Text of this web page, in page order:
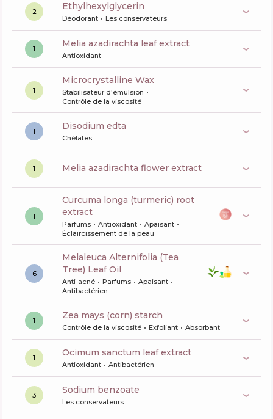
2 ethylhexylglycerin
Déodorant Les conservateurs
1 melia azadirachta leaf extract
Antioxidant
1
Microcrystalline Wax
Stabilisateur d'émulsion
Contrôle de la viscosité
1 disodium edta
Chélates
1 melia azadirachta flower extract
1
curcuma longa (turmeric) root
extract
Parfums Antioxidant
Apaisant
Éclaircissement de la peau
6
Melaleuca Alternifolia (Tea
Tree) Leaf Oil
Anti-acné Parfums
Apaisant
Antibactérien
1 zea mays (corn) starch
Contrôle de la viscosité Exfoliant Absorbant
1 ocimum sanctum leaf extract
Antioxidant Antibactérien
3 sodium benzoate
Les conservateurs